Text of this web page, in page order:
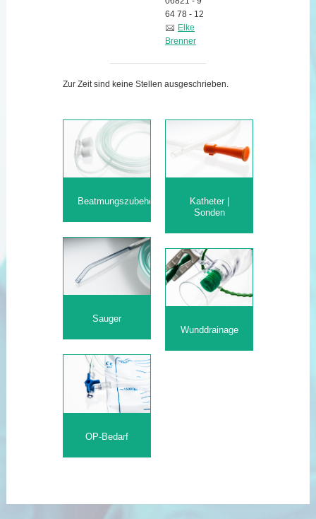
64 78 - 12
Elke
Brenner
Zur Zeit sind keine Stellen ausgeschrieben.
Beatmungszubehör
Katheter |
Sonden
Sauger
Wunddrainage
OP-Bedarf